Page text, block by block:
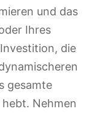
und das
Ihres
die
gesamte
Nehmen